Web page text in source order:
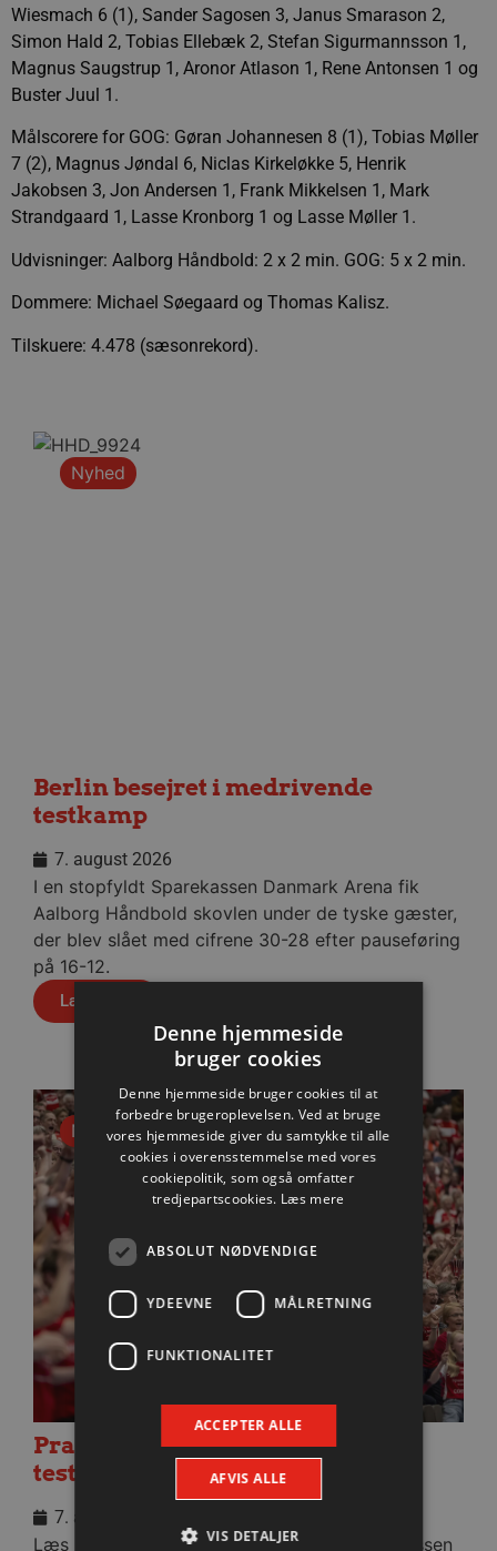
Wiesmach 6 (1), Sander Sagosen 3, Janus Smarason 2,
Simon Hald 2, Tobias Ellebæk 2, Stefan Sigurmannsson 1,
Magnus Saugstrup 1, Aronor Atlason 1, Rene Antonsen 1 og
Buster Juul 1.
Målscorere for GOG: Gøran Johannesen 8 (1), Tobias Møller
7 (2), Magnus Jøndal 6, Niclas Kirkeløkke 5, Henrik
Jakobsen 3, Jon Andersen 1, Frank Mikkelsen 1, Mark
Strandgaard 1, Lasse Kronborg 1 og Lasse Møller 1.
Udvisninger: Aalborg Håndbold: 2 x 2 min. GOG: 5 x 2 min.
Dommere: Michael Søegaard og Thomas Kalisz.
Tilskuere: 4.478 (sæsonrekord).
Nyhed
Berlin besejret i medrivende
testkamp
7. august 2026
I en stopfyldt Sparekassen Danmark Arena fik
Aalborg Håndbold skovlen under de tyske gæster,
der blev slået med cifrene 30-28 efter pauseføring
på 16-12.
Læs mere
Nyhed
Praktisk information til dagens
testkamp mod Füchse Berlin
7. august 2026
Læs praktisk info til aftenens kamp i Sparekassen
Denne hjemmeside
bruger cookies
Denne hjemmeside bruger cookies til at
forbedre brugeroplevelsen. Ved at bruge
vores hjemmeside giver du samtykke til alle
cookies i overensstemmelse med vores
cookiepolitik, som også omfatter
tredjepartscookies. Læs mere
ABSOLUT NØDVENDIGE
YDEEVNE MÅLRETNING
FUNKTIONALITET
ACCEPTER ALLE
AFVIS ALLE
VIS DETALJER